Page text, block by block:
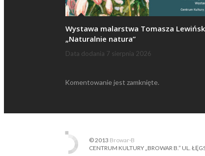
Wystawa malarstwa Tomasza
„Naturalnie natura”
Data dodania 7 sierpnia 2026
Komentowanie jest zamknięte.
© 2013 Browar·B
CENTRUM KULTURY „BROWAR B.” UL.